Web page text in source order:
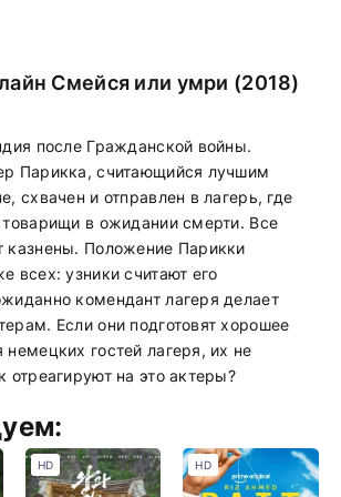
Смейся или умри (2018)
после Гражданской войны.
Парикка, считающийся лучшим
схвачен и отправлен в лагерь, где
в ожидании смерти. Все
казнены. Положение Парикки
всех: узники считают его
комендант лагеря делает
Если они подготовят хорошее
немецких гостей лагеря, их не
отреагируют на это актеры?
HD HD